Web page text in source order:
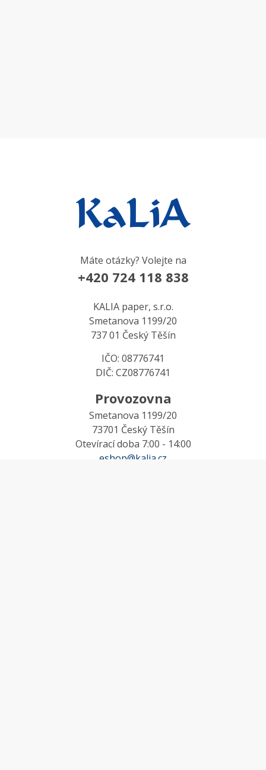
Máte otázky? Volejte na
+420 724 118 838
KALIA paper, s.r.o.
Smetanova 1199/20
737 01 Český Těšín
IČO: 08776741
DIČ: CZ08776741
Provozovna
Smetanova 1199/20
73701 Český Těšín
Otevírací doba 7:00 - 14:00
eshop@kalia.cz